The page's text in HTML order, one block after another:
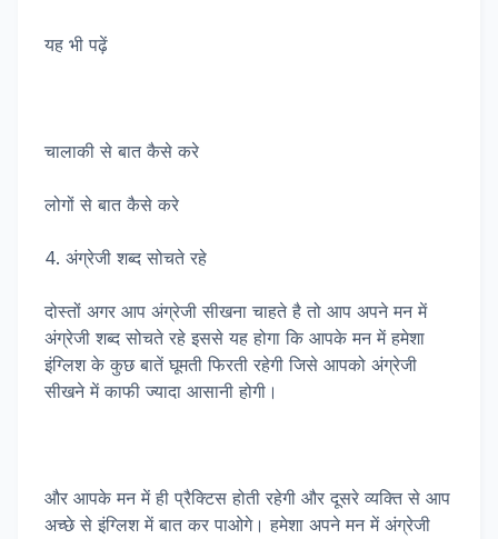
यह भी पढ़ें
चालाकी से बात कैसे करे
लोगों से बात कैसे करे
4. अंग्रेजी शब्द सोचते रहे
दोस्तों अगर आप अंग्रेजी सीखना चाहते है तो आप अपने मन में
अंग्रेजी शब्द सोचते रहे इससे यह होगा कि आपके मन में हमेशा
इंग्लिश के कुछ बातें घूमती फिरती रहेगी जिसे आपको अंग्रेजी
सीखने में काफी ज्यादा आसानी होगी।
और आपके मन में ही प्रैक्टिस होती रहेगी और दूसरे व्यक्ति से आप
अच्छे से इंग्लिश में बात कर पाओगे। हमेशा अपने मन में अंग्रेजी